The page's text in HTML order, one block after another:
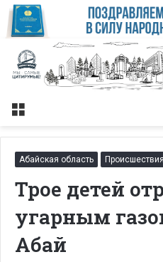
Меню
Абайская область Происшествия
Трое детей
угарным
Абай